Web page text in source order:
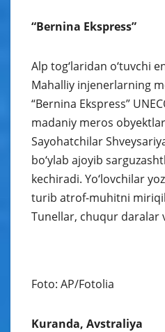
“Bernina Ekspress”
Alp tog‘laridan o‘tuvchi
Mahalliy injenerlarning
“Bernina Ekspress”
madaniy meros
Sayohatchilar
bo‘ylab ajoyib
kechiradi. Yo‘lovchilar
turib atrof-muhitni
Tunellar, chuqur daralar
Foto: AP/Fotolia
Kuranda, Avstraliya